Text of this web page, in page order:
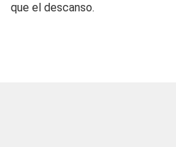
que el descanso.